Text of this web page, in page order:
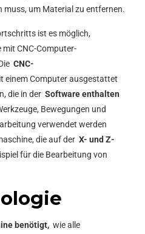
muss, um Material zu entfernen.
ist es möglich,
mit CNC-Computer-
CNC-
einem Computer ausgestattet
die in der Software enthalten
Bewegungen und
verwendet werden
die auf der X- und Z-
für die Bearbeitung von
benötigt, wie alle